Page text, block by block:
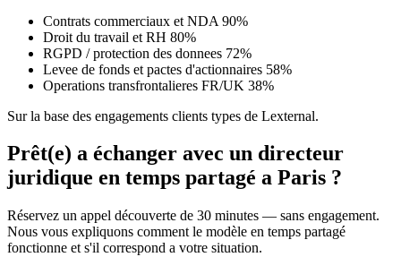
Contrats commerciaux et NDA 90%
Droit du travail et RH 80%
RGPD / protection des donnees 72%
Levee de fonds et pactes d'actionnaires 58%
Operations transfrontalieres FR/UK 38%
Sur la base des engagements clients types de Lexternal.
Prêt(e) a échanger avec un directeur
juridique en temps partagé a Paris ?
Réservez un appel découverte de 30 minutes — sans engagement.
Nous vous expliquons comment le modèle en temps partagé
fonctionne et s'il correspond a votre situation.